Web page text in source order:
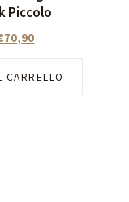
Piccolo
70,90
CARRELLO